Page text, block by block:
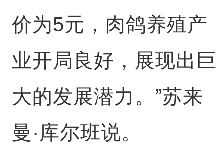
价为5元，肉鸽养殖产
业开局良好，展现出巨
大的发展潜力。”苏来
曼·库尔班说。